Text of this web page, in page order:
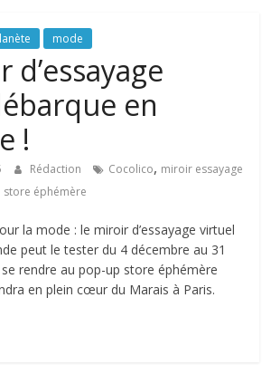
mode
d’essayage
en
!
Rédaction Cocolico, miroir essayage
store éphémère
la mode : le miroir d’essayage virtuel
peut le tester du 4 décembre au 31
rendre au pop-up store éphémère
en plein cœur du Marais à Paris.